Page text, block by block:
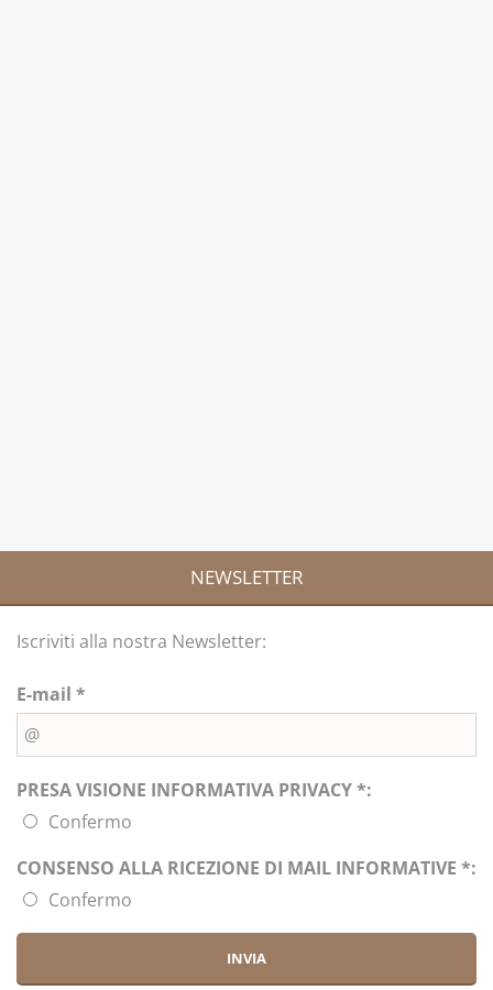
NEWSLETTER
Iscriviti alla nostra Newsletter:
E-mail *
PRESA VISIONE INFORMATIVA PRIVACY *:
Confermo
CONSENSO ALLA RICEZIONE DI MAIL INFORMATIVE *:
Confermo